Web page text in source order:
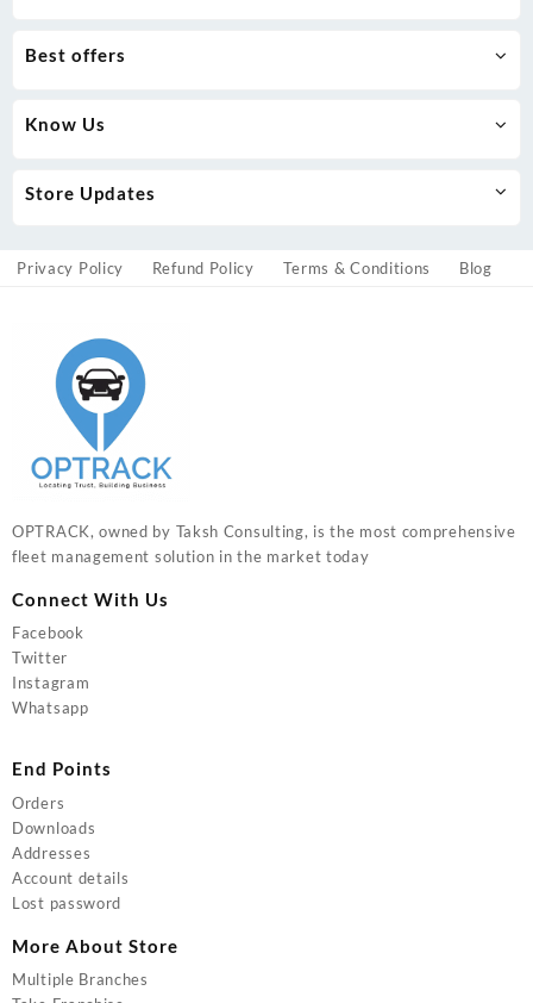
Best offers
Know Us
Store Updates
Privacy Policy Refund Policy Terms & Conditions Blog
OPTRACK, owned by Taksh Consulting, is the most comprehensive
fleet management solution in the market today
Connect With Us
Facebook
Twitter
Instagram
Whatsapp
End Points
Orders
Downloads
Addresses
Account details
Lost password
More About Store
Multiple Branches